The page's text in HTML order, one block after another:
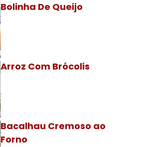
Bolinha De Queijo
Arroz Com Brócolis
Bacalhau Cremoso ao
Forno